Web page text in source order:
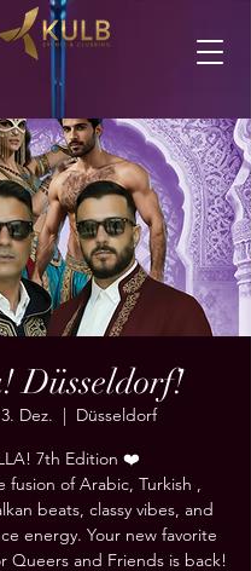
Düsseldorf!
Dez.
  |
Düsseldorf
7th Edition ❤️
fusion of Arabic, Turkish ,
beats, classy vibes, and
energy. Your new favorite
Queers and Friends is back!